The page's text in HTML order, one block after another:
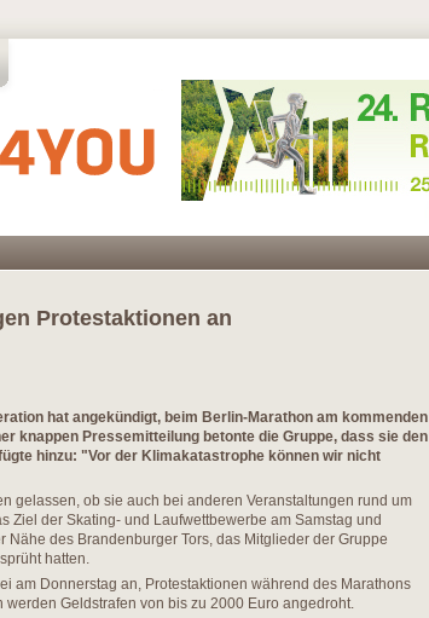
Protestaktionen an
hat angekündigt, beim Berlin-Marathon am kommenden
knappen Pressemitteilung betonte die Gruppe, dass sie den
hinzu: "Vor der Klimakatastrophe können wir nicht
gelassen, ob sie auch bei anderen Veranstaltungen rund um
Ziel der Skating- und Laufwettbewerbe am Samstag und
Nähe des Brandenburger Tors, das Mitglieder der Gruppe
hatten.
am Donnerstag an, Protestaktionen während des Marathons
Geldstrafen von bis zu 2000 Euro angedroht.